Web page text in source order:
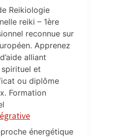
Reikiologie
reiki – 1ère
reconnue sur
Apprenez
alliant
et
ou diplôme
Formation
énergétique